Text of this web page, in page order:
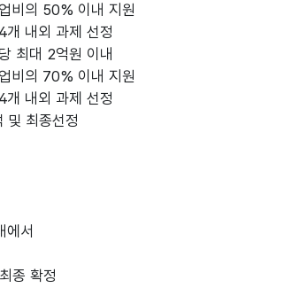
비의 50% 이내 지원
개 내외 과제 선정
최대 2억원 이내
비의 70% 이내 지원
개 내외 과제 선정
최종선정
서
종 확정